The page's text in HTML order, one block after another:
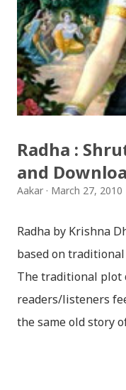
सजिलोको लागि
सर्जक हुनुहुन्छ र गित
गराउनुहोला । फेरी
शुभकामना व्यक्त गर्दछौँ ।
Radha :
and
Aakar March 27, 2010
Radha by Krishna
based on
The traditional plot
readers/listeners
the same old story